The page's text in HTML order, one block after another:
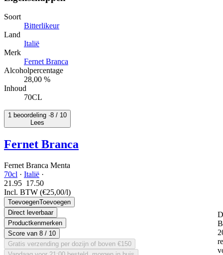
Soort
Bitterlikeur
Land
Italië
Merk
Fernet Branca
Alcoholpercentage
28,00 %
Inhoud
70CL
1 beoordeling ·8 / 10
Lees
Fernet Branca
Fernet Branca Menta
70cl · Italië ·
21.95 17.50
Incl. BTW (€25,00/l)
ToevoegenToevoegen
Direct leverbaar
Productkenmerken
Score van 8 / 10
Gratis verzending per dozijn of boven €150